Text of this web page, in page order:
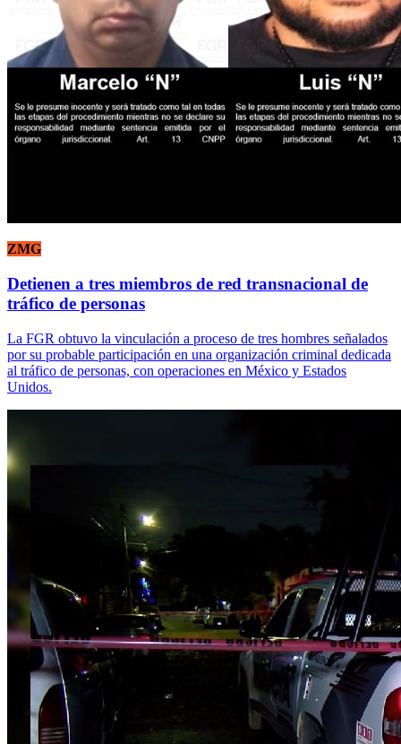
ZMG
Detienen a tres miembros de red transnacional de
tráfico de personas
La FGR obtuvo la vinculación a proceso de tres hombres señalados
por su probable participación en una organización criminal dedicada
al tráfico de personas, con operaciones en México y Estados
Unidos.